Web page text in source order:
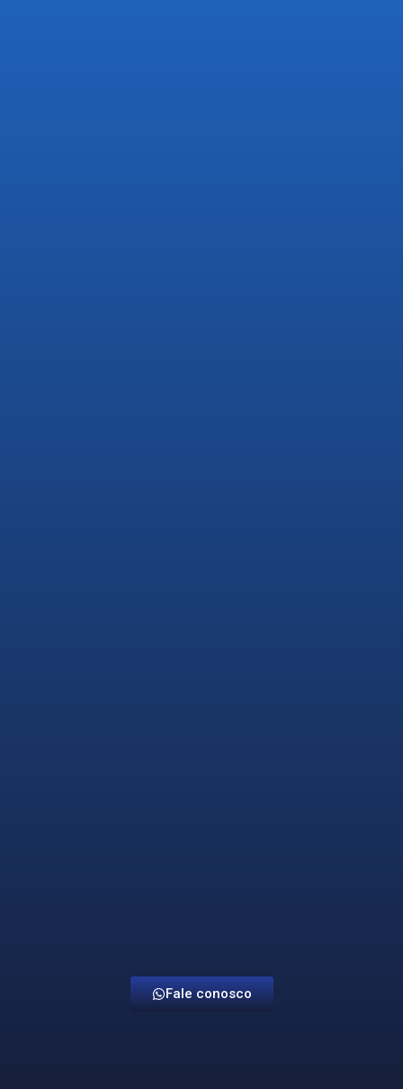
Fale conosco